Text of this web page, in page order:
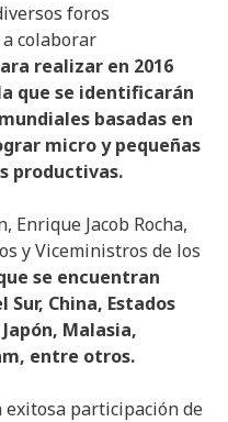
foros
colaborar
realizar en 2016
que se identificarán
basadas en
micro y pequeñas
productivas.
Enrique Jacob Rocha,
y Viceministros de los
se encuentran
China, Estados
Malasia,
entre otros.
exitosa participación de